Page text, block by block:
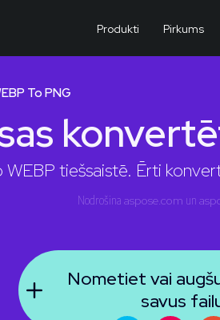
Produkti Pirkums
To PNG
tiešsaistē. Ērti
Nodrošina aspose.com un
Nometiet vai
savus